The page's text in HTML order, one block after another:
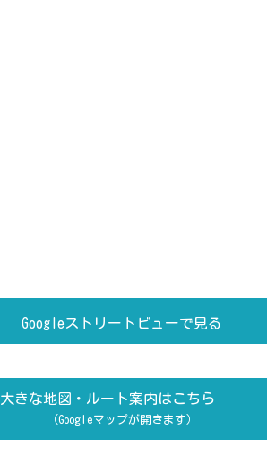
Googleストリートビューで見る
大きな地図・ルート案内はこちら
（Googleマップが開きます）